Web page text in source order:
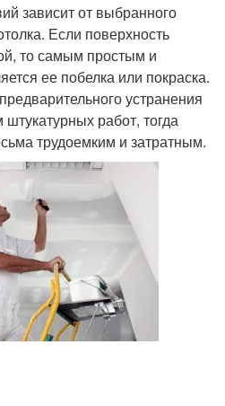
зависит от выбранного
Если поверхность
то самым простым и
ее побелка или покраска.
устранения
работ, тогда
трудоемким и затратным.